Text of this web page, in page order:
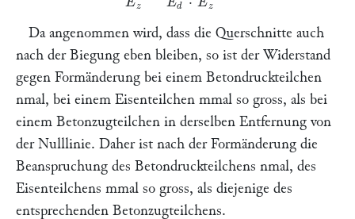
Da angenommen wird, dass die Querschnitte auch
nach der Biegung eben bleiben, so ist der Widerstand
gegen Formänderung bei einem Betondruckteilchen
nmal, bei einem Eisenteilchen mmal so gross, als bei
einem Betonzugteilchen in derselben Entfernung von
der Nulllinie. Daher ist nach der Formänderung die
Beanspruchung des Betondruckteilchens nmal, des
Eisenteilchens mmal so gross, als diejenige des
entsprechenden Betonzugteilchens.